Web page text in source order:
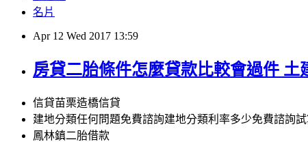
名片
Apr 12 Wed 2017 13:59
房貸二胎條件怎麼貸款比較會過件
信貸苗栗造橋信貸
建地分類任何問題免費諮詢建地分類利率多少免費諮詢
鳳林鎮二胎借款